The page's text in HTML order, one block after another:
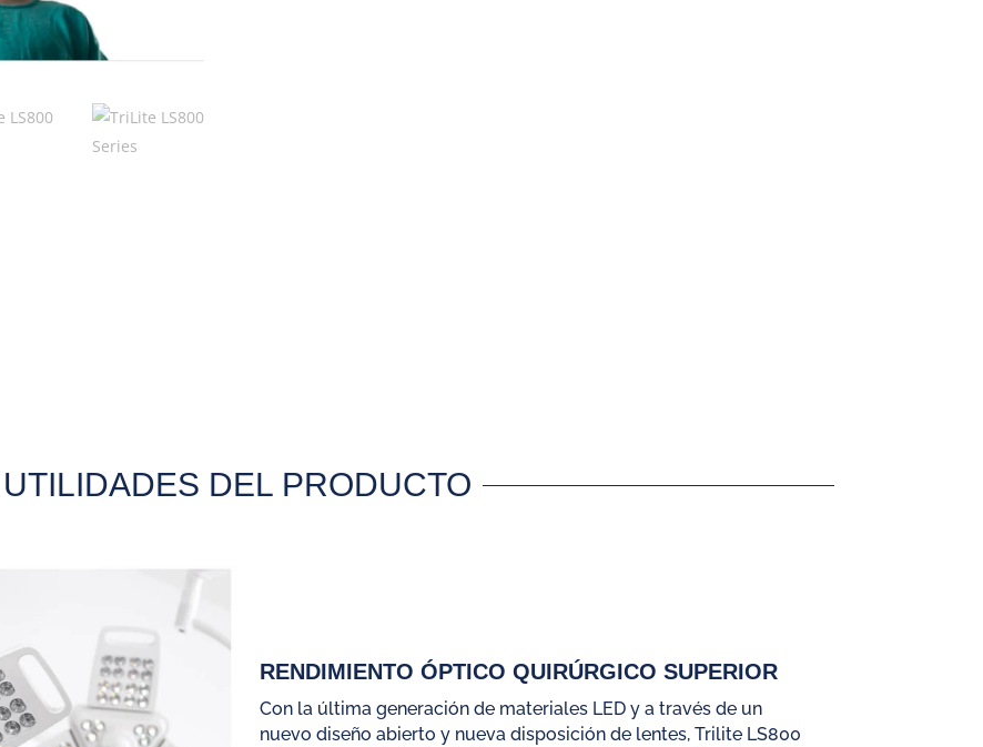
UTILIDADES DEL PRODUCTO
RENDIMIENTO ÓPTICO QUIRÚRGICO SUPERIOR
Con la última generación de materiales LED y a través de un
nuevo diseño abierto y nueva disposición de lentes, Trilite LS800